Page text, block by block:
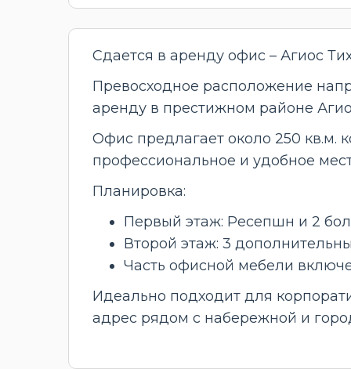
Сдается в аренду офис – Агиос
Превосходное расположение
аренду в престижном районе
Офис предлагает около 250 кв.м.
профессиональное и удобное
Планировка:
Первый этаж: Ресепшн и 2
Второй этаж: 3
Часть офисной мебели
Идеально подходит для
адрес рядом с набережной и